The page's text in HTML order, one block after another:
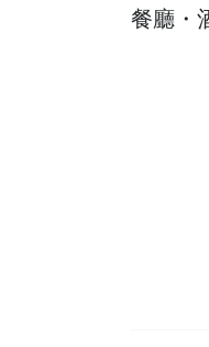
餐廳・